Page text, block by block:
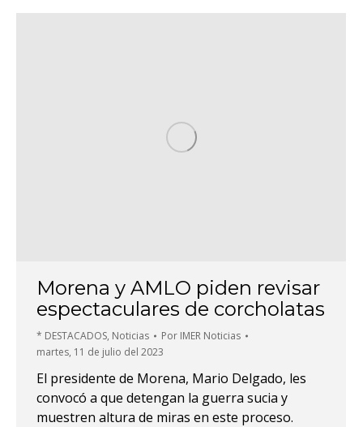
Morena y AMLO piden revisar
espectaculares de corcholatas
* DESTACADOS, Noticias Por IMER Noticias
martes, 11 de julio del 2023
El presidente de Morena, Mario Delgado, les
convocó a que detengan la guerra sucia y
muestren altura de miras en este proceso.